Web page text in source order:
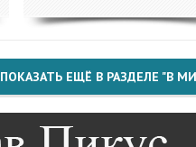
ПОКАЗАТЬ ЕЩЁ В РАЗДЕЛЕ "В